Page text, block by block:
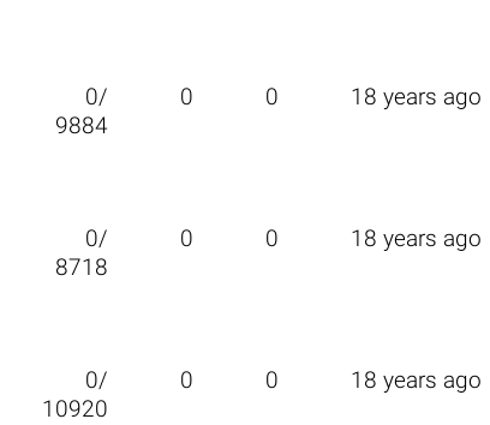
0/
9884
0 0 18 years ago
0/
8718
0 0 18 years ago
0/
10920
0 0 18 years ago